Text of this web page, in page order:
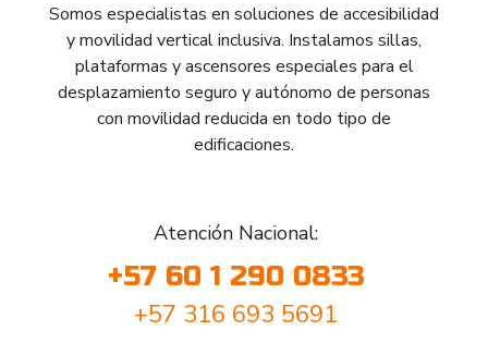
Somos especialistas en soluciones de accesibilidad
y movilidad vertical inclusiva. Instalamos sillas,
plataformas y ascensores especiales para el
desplazamiento seguro y autónomo de personas
con movilidad reducida en todo tipo de
edificaciones.
Atención Nacional:
+57 60 1 290 0833
+57 316 693 5691